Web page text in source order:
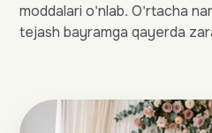
moddalari o'nlab. O'rtacha
tejash bayramga qayerda